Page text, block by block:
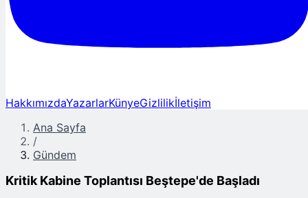
HakkımızdaYazarlarKünyeGizlilikİletişim
Ana Sayfa
/
Gündem
Kritik Kabine Toplantısı Beştepe'de Başladı